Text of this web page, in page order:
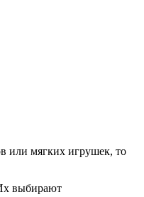
или мягких игрушек, то
выбирают